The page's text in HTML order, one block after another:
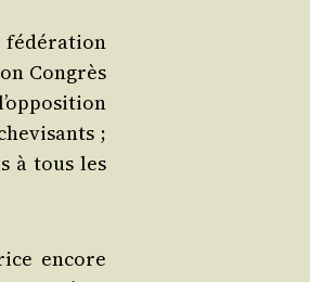
fédé­ra­tion
Congrès
;
à tous les
encore